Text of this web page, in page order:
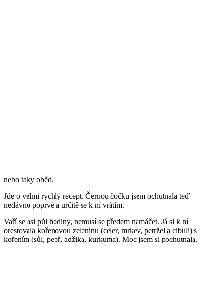
nebo taky oběd.
Jde o velmi rychlý recept. Černou čočku jsem ochutnala teď
nedávno poprvé a určitě se k ní vrátím.
Vaří se asi půl hodiny, nemusí se předem namáčet. Já si k ní
orestovala kořenovou zeleninu (celer, mrkev, petržel a cibuli) s
kořením (sůl, pepř, adžika, kurkuma). Moc jsem si pochutnala.